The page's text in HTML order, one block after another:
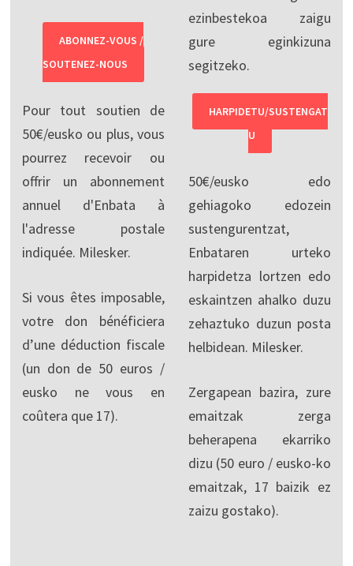
ABONNEZ-VOUS /
SOUTENEZ-NOUS
Pour tout soutien de
50€/eusko ou plus, vous
pourrez recevoir ou
offrir un abonnement
annuel d'Enbata à
l'adresse postale
indiquée. Milesker.
Si vous êtes imposable,
votre don bénéficiera
d’une déduction fiscale
(un don de 50 euros /
eusko ne vous en
coûtera que 17).
ezinbestekoa zaigu
gure eginkizuna
segitzeko.
HARPIDETU/SUSTENGAT
U
50€/eusko edo
gehiagoko edozein
sustengurentzat,
Enbataren urteko
harpidetza lortzen edo
eskaintzen ahalko duzu
zehaztuko duzun posta
helbidean. Milesker.
Zergapean bazira, zure
emaitzak zerga
beherapena ekarriko
dizu (50 euro / eusko-ko
emaitzak, 17 baizik ez
zaizu gostako).